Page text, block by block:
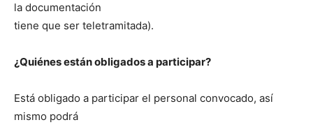
la documentación
tiene que ser teletramitada).
¿Quiénes están obligados a participar?
Está obligado a participar el personal convocado, así
mismo podrá